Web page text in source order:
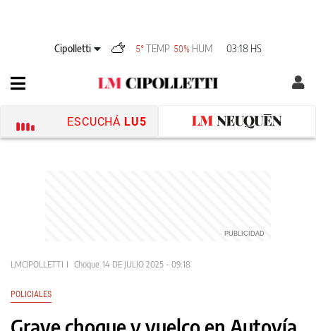
Cipolletti 5°TEMP 50% HUM 03:18 HS
ESCUCHÁ LU5
LMCIPOLLETTI Choque 14 DE JULIO 2025 - 09:18
POLICIALES